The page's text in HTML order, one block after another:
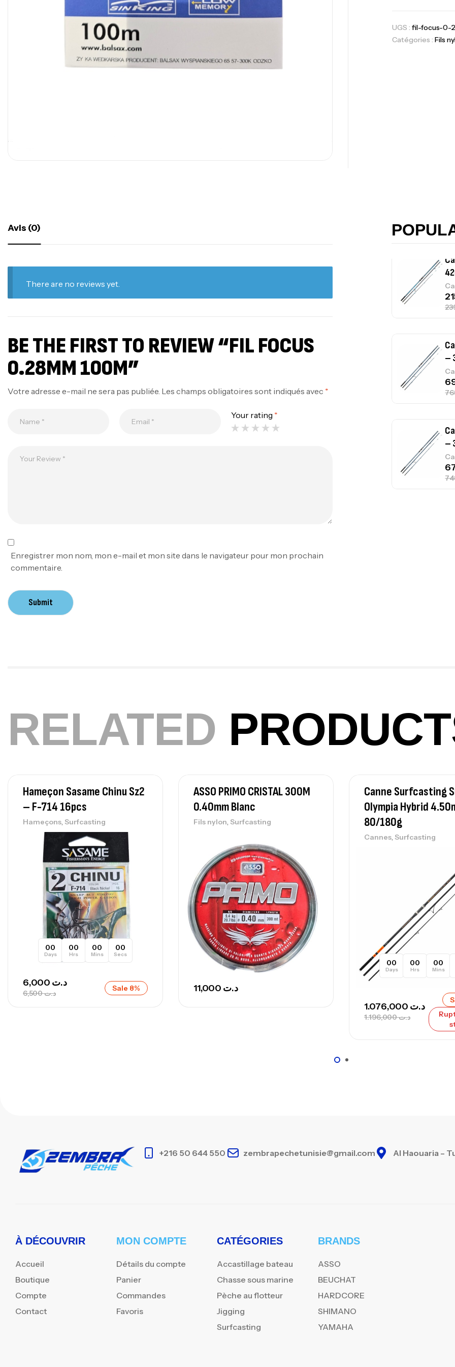
UGS : fil-focus-0-
Catégories : Fils
Avis (0)
There are no reviews yet.
BE THE FIRST TO REVIEW “FIL FOCUS
0.28MM 100M”
Votre adresse e-mail ne sera pas publiée. Les champs obligatoires sont indiqués avec *
Your rating *
Enregistrer mon nom, mon e-mail et mon site dans le navigateur pour mon prochain
commentaire.
Submit
–
–
RELATED
Hameçon Sasame Chinu Sz2
– F-714 16pcs
Hameçons, Surfcasting
00
Days
00
Hrs
00
Mins
00
Secs
د.ت6,500
د.ت Sale 8%
ASSO PRIMO CRISTAL 300M
0.40mm Blanc
Fils nylon, Surfcasting
د.ت
Canne Surfcasting
Olympia Hybrid
80/180g
Cannes, Surfcasting
00
Days
00
Hrs
00
Mins
د.ت1.196,000
د.ت
+216 50 644 550 zembrapechetunisie@gmail.com Al Haouaria –
À DÉCOUVRIR
Accueil
Boutique
Compte
Contact
MON COMPTE
Détails du compte
Panier
Commandes
Favoris
CATÉGORIES
Accastillage bateau
Chasse sous marine
Pèche au flotteur
Jigging
Surfcasting
BRANDS
ASSO
BEUCHAT
HARDCORE
SHIMANO
YAMAHA